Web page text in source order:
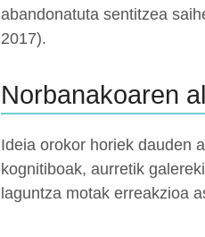
abandonatuta sentitzea
2017).
Norbanakoaren
Ideia orokor horiek dauden
kognitiboak, aurretik
laguntza motak erreakzioa